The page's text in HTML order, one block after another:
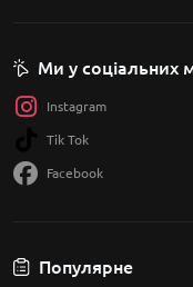
Популярне
Ми у соціальних
Instagram
Tik Tok
Facebook